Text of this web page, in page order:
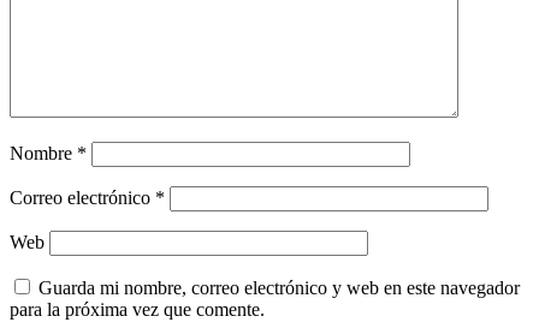
Nombre *
Correo electrónico *
Web
Guarda mi nombre, correo electrónico y web en este navegador
para la próxima vez que comente.